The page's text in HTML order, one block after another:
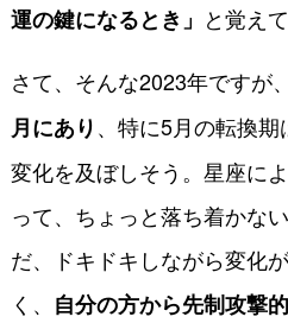
運の鍵になるとき」 と覚え
さて、そんな2023年ですが、
月にあり、特に5月の転換
変化を及ぼしそう。星座に
って、ちょっと落ち着かな
だ、ドキドキしながら変化
く、 自分の方から先制攻撃